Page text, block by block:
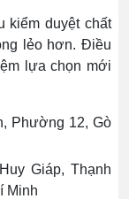
kiểm duyệt chất
lẻo hơn. Điều
lựa chọn mới
Phường 12, Gò
Giáp, Thạnh
Minh